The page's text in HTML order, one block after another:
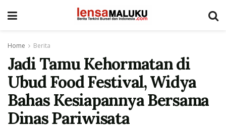
Home Berita
Jadi Tamu Kehormatan di
Ubud Food Festival, Widya
Bahas Kesiapannya Bersama
Dinas Pariwisata